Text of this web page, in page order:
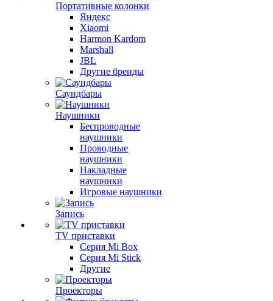
Портативные колонки
Яндекс
Xiaomi
Harmon Kardom
Marshall
JBL
Другие бренды
Саундбары
Наушники
Беспроводные
наушники
Проводные
наушники
Накладные
наушники
Игровые наушники
Запись
TV приставки
Серия Mi Box
Серия Mi Stick
Другие
Проекторы